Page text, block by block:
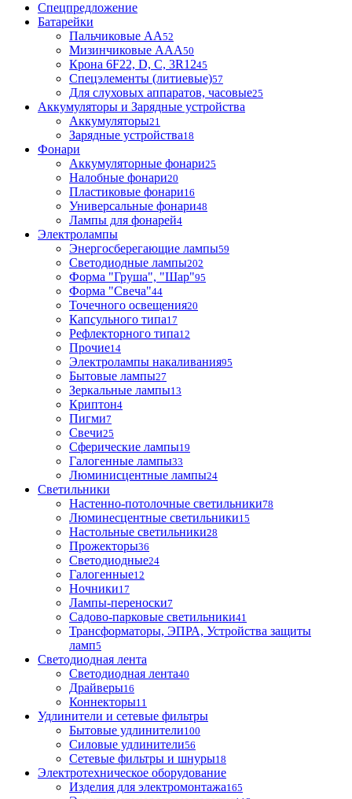
Спецпредложение
Батарейки
Пальчиковые АА52
Мизинчиковые ААА50
Крона 6F22, D, C, 3R1245
Спецэлементы (литиевые)57
Для слуховых аппаратов, часовые25
Аккумуляторы и Зарядные устройства
Аккумуляторы21
Зарядные устройства18
Фонари
Аккумуляторные фонари25
Налобные фонари20
Пластиковые фонари16
Универсальные фонари48
Лампы для фонарей4
Электролампы
Энергосберегающие лампы59
Светодиодные лампы202
Форма "Груша", "Шар"95
Форма "Свеча"44
Точечного освещения20
Капсульного типа17
Рефлекторного типа12
Прочие14
Электролампы накаливания95
Бытовые лампы27
Зеркальные лампы13
Криптон4
Пигми7
Свечи25
Сферические лампы19
Галогенные лампы33
Люминисцентные лампы24
Светильники
Настенно-потолочные светильники78
Люминесцентные светильники15
Настольные светильники28
Прожекторы36
Светодиодные24
Галогенные12
Ночники17
Лампы-переноски7
Садово-парковые светильники41
Трансформаторы, ЭПРА, Устройства защиты
ламп5
Светодиодная лента
Светодиодная лента40
Драйверы16
Коннекторы11
Удлинители и сетевые фильтры
Бытовые удлинители100
Силовые удлинители56
Сетевые фильтры и шнуры18
Электротехническое оборудование
Изделия для электромонтажа165